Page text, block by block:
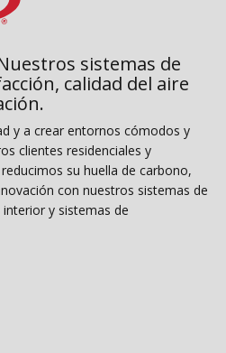
sistemas de
calidad del aire
y a crear entornos cómodos y
clientes residenciales y
su huella de carbono,
con nuestros sistemas de
y sistemas de